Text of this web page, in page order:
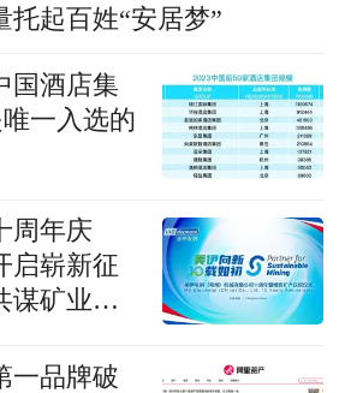
托起百姓“安居梦”
国酒店集
一入选的
周年庆
启崭新征
谋矿业可
一品牌破